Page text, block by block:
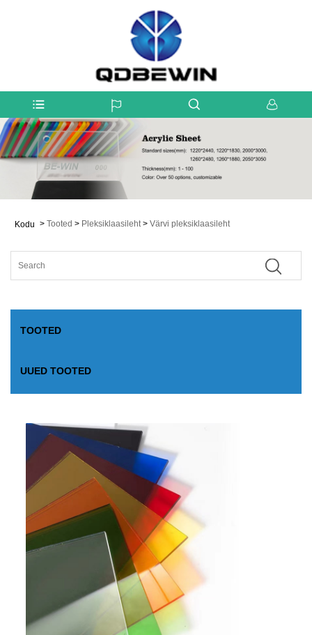
Kodu > Tooted > Pleksiklaasileht> Värvi pleksiklaasileht
TOOTED
UUED TOOTED